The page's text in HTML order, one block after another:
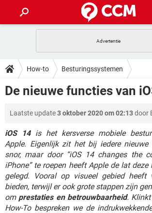
INSTAGRAM WINDOWS 10
NETFLIX
HOW-TO
VIDEOBELLEN GAMES
INSTAGRAM WINDOWS 10
NETFLIX
GRATIS SNAPCHAT
TIKTOK
DOWNLOADS
NETFLIX
GRATIS SNAPCHAT
FORUM
VIDEOBELLEN GAMES
INSTAGRAM WINDOWS 10
NETFLIX
GRATIS SNAPCHAT
TIKTOK
ARTIKELEN
VIDEOBELLEN GAMES
WINDOWS 10
NETFLIX
GRATIS SNAPCHAT
How-to Besturingssystemen
De nieuwe functies van
Laatste update3 oktober 2020 om 02:13door
iOS 14is het kersverse mobiele
Apple. Eigenlijk zit het bij iedere nieuwe
snor, maar door “iOS 14 changes the
iPhone” te roepen heeft Apple de lat deze
gelegd. Vooral op visueel gebied heeft
bieden, terwijl er ook grote stappen zijn
om prestaties en betrouwbaarheid. Klinkt
How-To bespreken we de